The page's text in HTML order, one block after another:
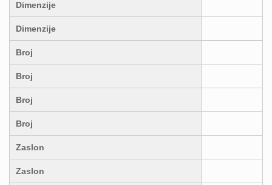
Dimenzije
Dimenzije
Broj
Broj
Broj
Broj
Zaslon
Zaslon